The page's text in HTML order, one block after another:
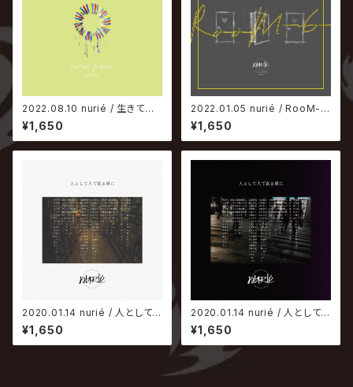
2022.08.10 nurié / 生きてて
偉い
¥1,650
2022.01.05 nurié / RooM-6
-
¥1,650
2020.01.14 nurié / 人として
人で在る様に【猿盤】
¥1,650
2020.01.14 nurié / 人として
人で在る様に【人盤】
¥1,650